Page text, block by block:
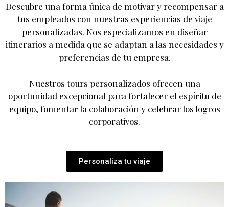
Descubre una forma única de motivar y recompensar a
tus empleados con nuestras experiencias de viaje
personalizadas. Nos especializamos en diseñar
itinerarios a medida que se adaptan a las necesidades y
preferencias de tu empresa.
Nuestros tours personalizados ofrecen una
oportunidad excepcional para fortalecer el espíritu de
equipo, fomentar la colaboración y celebrar los logros
corporativos.
Personaliza tu viaje